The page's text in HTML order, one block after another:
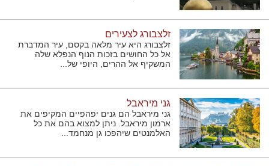
זלצבורג לצעירים
זלצבורג היא עיר מלאה בקסם, עיר המדברת
אל כל החושים בזכות הנוף הנפלא שלה
המשקיף אל ההרים, היופי של...
גני מיראבל
גני מיראבל הם גנים יפהפיים המקיפים את
ארמון מיראבל. ניתן למצוא בהם את כל
האלמנטים שיהפכו גן מנחמד...